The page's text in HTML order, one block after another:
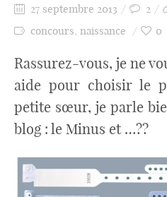
27 septembre 2013 2
concours, naissance 0
Rassurez-vous, je ne
aide pour choisir le
petite sœur, je parle
blog : le Minus et …??